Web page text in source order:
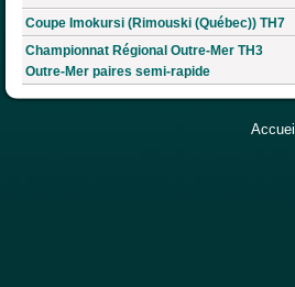
Coupe Imokursi (Rimouski (Québec)) TH7
Championnat Régional Outre-Mer TH3
Outre-Mer paires semi-rapide
Accueil